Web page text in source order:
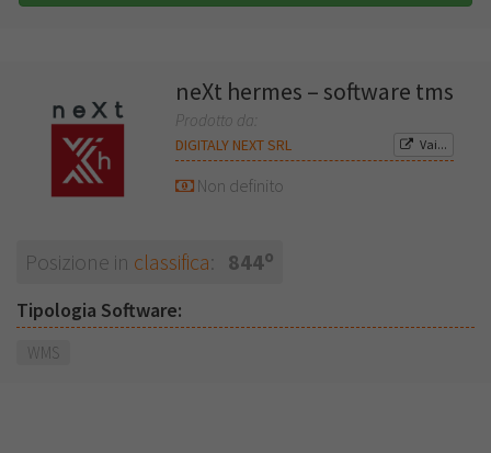
neXt hermes – software tms
Prodotto da:
DIGITALY NEXT SRL Vai...
Non definito
Posizione in classifica: 844o
Tipologia Software:
WMS